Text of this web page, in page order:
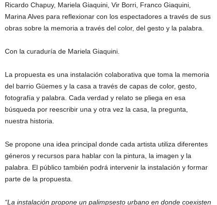
Ricardo Chapuy, Mariela Giaquini, Vir Borri, Franco Giaquini,
Marina Alves para reflexionar con los espectadores a través de sus
obras sobre la memoria a través del color, del gesto y la palabra.
Con la curaduría de Mariela Giaquini.
La propuesta es una instalación colaborativa que toma la memoria
del barrio Güemes y la casa a través de capas de color, gesto,
fotografía y palabra. Cada verdad y relato se pliega en esa
búsqueda por reescribir una y otra vez la casa, la pregunta,
nuestra historia.
Se propone una idea principal donde cada artista utiliza diferentes
géneros y recursos para hablar con la pintura, la imagen y la
palabra. El público también podrá intervenir la instalación y formar
parte de la propuesta.
“La instalación propone un palimpsesto urbano en donde coexisten